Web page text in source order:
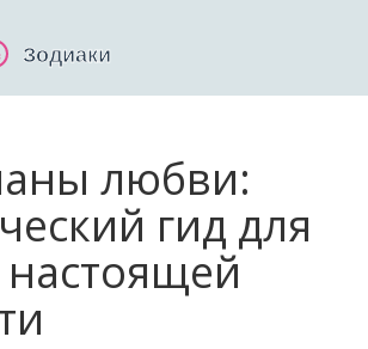
любви:
гид для
настоящей